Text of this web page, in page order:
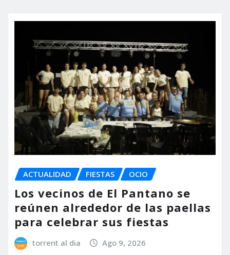
ACTUALIDAD FIESTAS OCIO
Los vecinos de El Pantano se
reúnen alrededor de las paellas
para celebrar sus fiestas
torrent al dia Ago 9, 2026